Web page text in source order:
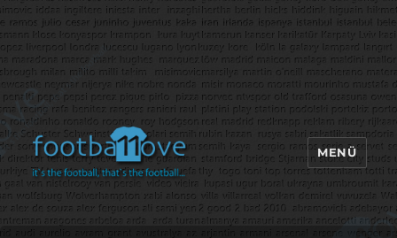
footbaLLove
MENÜ